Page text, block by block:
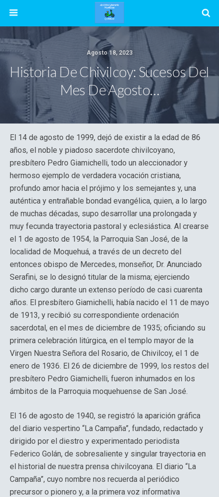
Agosto 18, 2023
Historia De Chivilcoy: Sucesos Del
Mes De Agosto…
El 14 de agosto de 1999, dejó de existir a la edad de 86
años, el noble y piadoso sacerdote chivilcoyano,
presbítero Pedro Giamichelli, todo un aleccionador y
hermoso ejemplo de verdadera vocación cristiana,
profundo amor hacia el prójimo y los semejantes y, una
auténtica y entrañable bondad evangélica, quien, a lo largo
de muchas décadas, supo desarrollar una prolongada y
muy fecunda trayectoria pastoral y eclesiástica. Al crearse
el 1 de agosto de 1954, la Parroquia San José, de la
localidad de Moquehuá, a través de un decreto del
entonces obispo de Mercedes, monseñor, Dr. Anunciado
Serafini, se lo designó titular de la misma; ejerciendo
dicho cargo durante un extenso período de casi cuarenta
años. El presbítero Giamichelli, había nacido el 11 de mayo
de 1913, y recibió su correspondiente ordenación
sacerdotal, en el mes de diciembre de 1935; oficiando su
primera celebración litúrgica, en el templo mayor de la
Virgen Nuestra Señora del Rosario, de Chivilcoy, el 1 de
enero de 1936. El 26 de diciembre de 1999, los restos del
presbítero Pedro Giamichelli, fueron inhumados en los
ámbitos de la Parroquia moquehuense de San José.
El 16 de agosto de 1940, se registró la aparición gráfica
del diario vespertino “La Campaña”, fundado, redactado y
dirigido por el diestro y experimentado periodista
Federico Golán, de sobresaliente y singular trayectoria en
el historial de nuestra prensa chivilcoyana. El diario “La
Campaña”, cuyo nombre nos recuerda al periódico
precursor o pionero y, a la primera voz informativa